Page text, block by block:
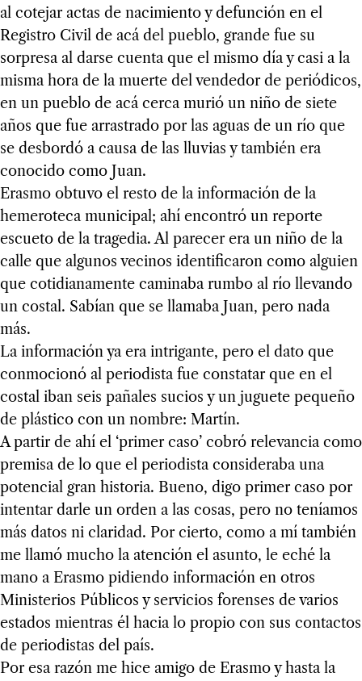
al cotejar actas de nacimiento y defunción en el
Registro Civil de acá del pueblo, grande fue su
sorpresa al darse cuenta que el mismo día y casi a la
misma hora de la muerte del vendedor de periódicos,
en un pueblo de acá cerca murió un niño de siete
años que fue arrastrado por las aguas de un río que
se desbordó a causa de las lluvias y también era
conocido como Juan.
Erasmo obtuvo el resto de la información de la
hemeroteca municipal; ahí encontró un reporte
escueto de la tragedia. Al parecer era un niño de la
calle que algunos vecinos identificaron como alguien
que cotidianamente caminaba rumbo al río llevando
un costal. Sabían que se llamaba Juan, pero nada
más.
La información ya era intrigante, pero el dato que
conmocionó al periodista fue constatar que en el
costal iban seis pañales sucios y un juguete pequeño
de plástico con un nombre: Martín.
A partir de ahí el ‘primer caso’ cobró relevancia como
premisa de lo que el periodista consideraba una
potencial gran historia. Bueno, digo primer caso por
intentar darle un orden a las cosas, pero no teníamos
más datos ni claridad. Por cierto, como a mí también
me llamó mucho la atención el asunto, le eché la
mano a Erasmo pidiendo información en otros
Ministerios Públicos y servicios forenses de varios
estados mientras él hacia lo propio con sus contactos
de periodistas del país.
Por esa razón me hice amigo de Erasmo y hasta la